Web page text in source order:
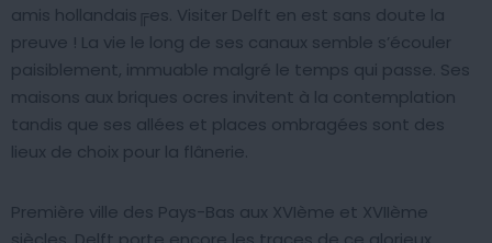
amis hollandais╔es. Visiter Delft en est sans doute la
preuve ! La vie le long de ses canaux semble s’écouler
paisiblement, immuable malgré le temps qui passe. Ses
maisons aux briques ocres invitent à la contemplation
tandis que ses allées et places ombragées sont des
lieux de choix pour la flânerie.
Première ville des Pays-Bas aux XVIème et XVIIème